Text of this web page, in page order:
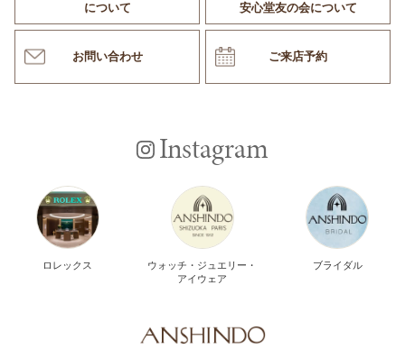
について
安心堂友の会について
お問い合わせ ご来店予約
Instagram
ロレックス
ウォッチ・ジュエリー・
アイウェア
ブライダル